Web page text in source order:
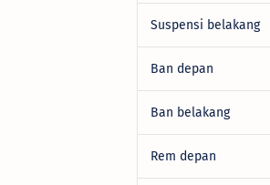
Suspensi belakang
Ban depan
Ban belakang
Rem depan